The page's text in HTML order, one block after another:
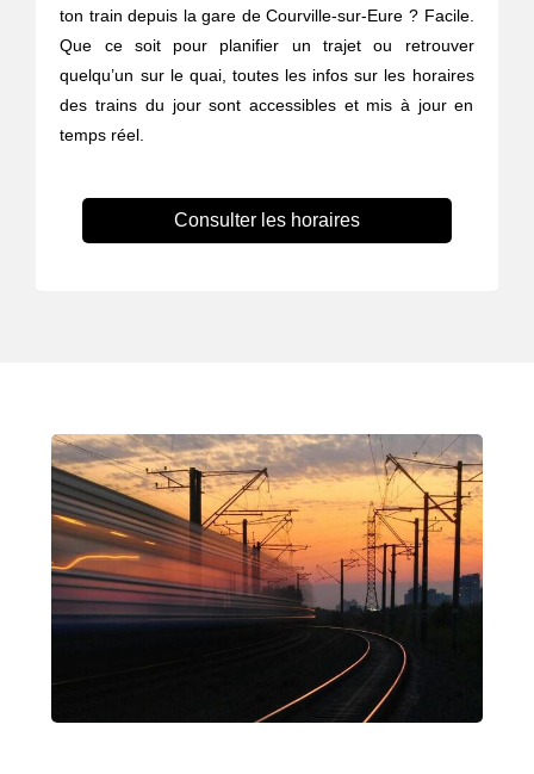
ton train depuis la gare de Courville-sur-Eure ? Facile.
Que ce soit pour planifier un trajet ou retrouver
quelqu’un sur le quai, toutes les infos sur les horaires
des trains du jour sont accessibles et mis à jour en
temps réel.
Consulter les horaires